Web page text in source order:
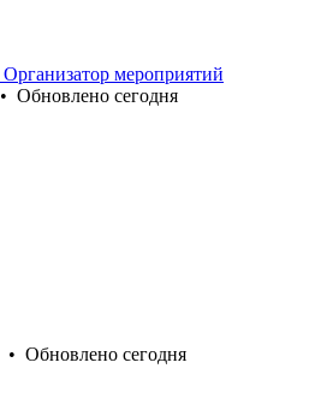
мероприятий
• Обновлено сегодня
• Обновлено сегодня